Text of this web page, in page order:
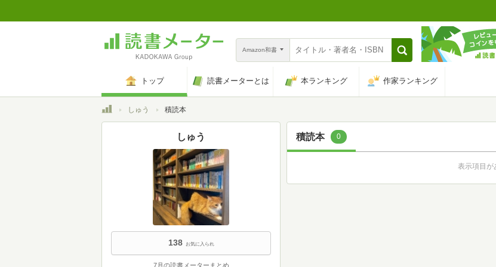
Amazon和書
トップ 読書メーターとは 本ランキング 作家ランキング
トップしゅう 積読本
積読本 0
表示項目が
しゅう
138 お気に入られ
7月の読書メーターまとめ